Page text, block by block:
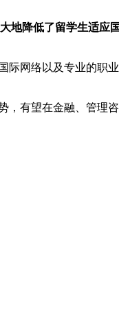
地降低了留学生适应
际网络以及专业的职
，有望在金融、管理